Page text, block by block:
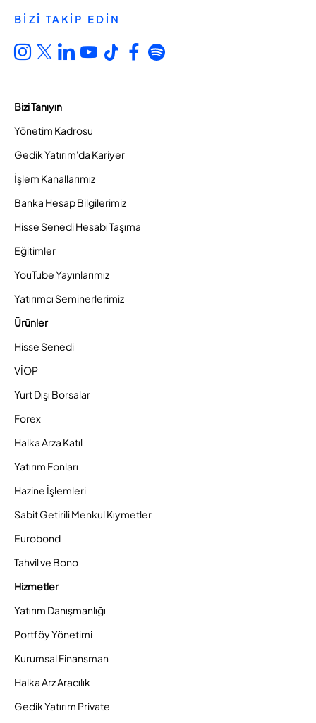
BİZİ TAKİP EDİN
Bizi Tanıyın
Yönetim Kadrosu
Gedik Yatırım'da Kariyer
İşlem Kanallarımız
Banka Hesap Bilgilerimiz
Hisse Senedi Hesabı Taşıma
Eğitimler
YouTube Yayınlarımız
Yatırımcı Seminerlerimiz
Ürünler
Hisse Senedi
VİOP
Yurt Dışı Borsalar
Forex
Halka Arza Katıl
Yatırım Fonları
Hazine İşlemleri
Sabit Getirili Menkul Kıymetler
Eurobond
Tahvil ve Bono
Hizmetler
Yatırım Danışmanlığı
Portföy Yönetimi
Kurumsal Finansman
Halka Arz Aracılık
Gedik Yatırım Private